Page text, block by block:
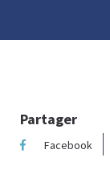
Partager
Facebook